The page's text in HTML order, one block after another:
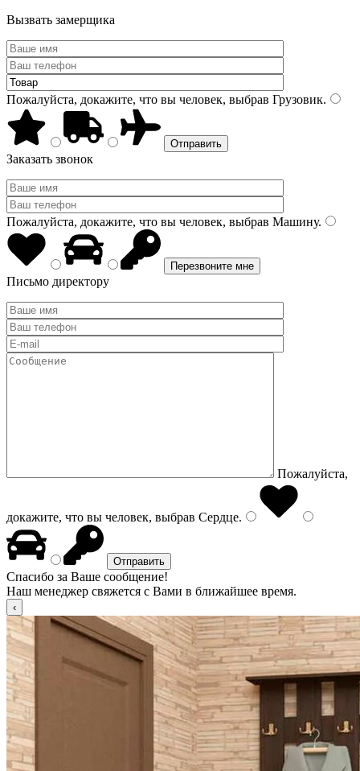
Вызвать замерщика
Пожалуйста, докажите, что вы человек, выбрав Грузовик.
Заказать звонок
Пожалуйста, докажите, что вы человек, выбрав Машину.
Письмо директору
Пожалуйста,
докажите, что вы человек, выбрав Сердце.
Спасибо за Ваше сообщение!
Наш менеджер свяжется с Вами в ближайшее время.